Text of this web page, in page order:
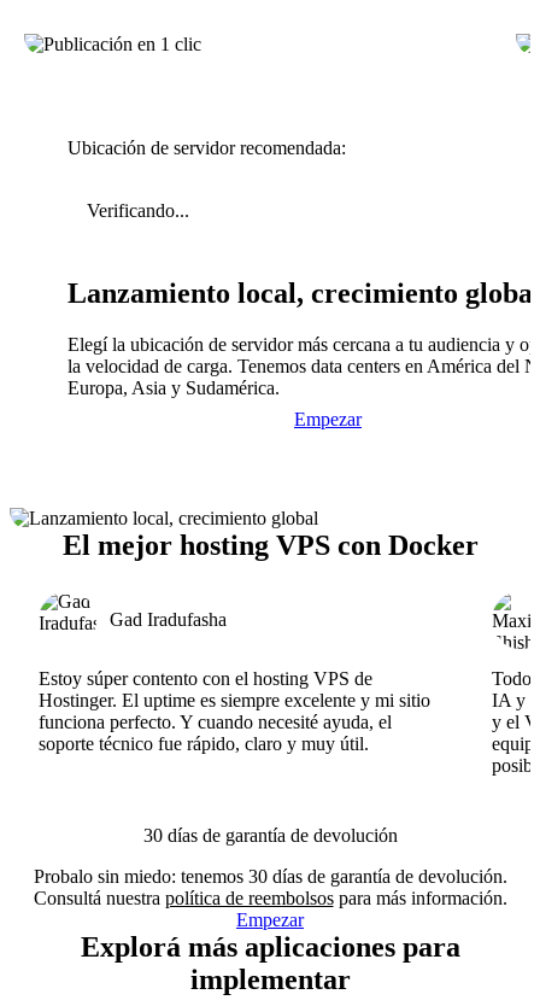
Ubicación de servidor recomendada:
Verificando...
Lanzamiento local, crecimiento global
Elegí la ubicación de servidor más cercana a tu audiencia y
la velocidad de carga. Tenemos data centers en América del
Europa, Asia y Sudamérica.
Empezar
El mejor hosting VPS con Docker
Gad Iradufasha
Estoy súper contento con el hosting VPS de
Hostinger. El uptime es siempre excelente y mi sitio
funciona perfecto. Y cuando necesité ayuda, el
soporte técnico fue rápido, claro y muy útil.
Todo
IA y
y el
30 días de garantía de devolución
Probalo sin miedo: tenemos 30 días de garantía de devolución.
Consultá nuestra política de reembolsospara más información.
Empezar
Explorá más aplicaciones para
implementar